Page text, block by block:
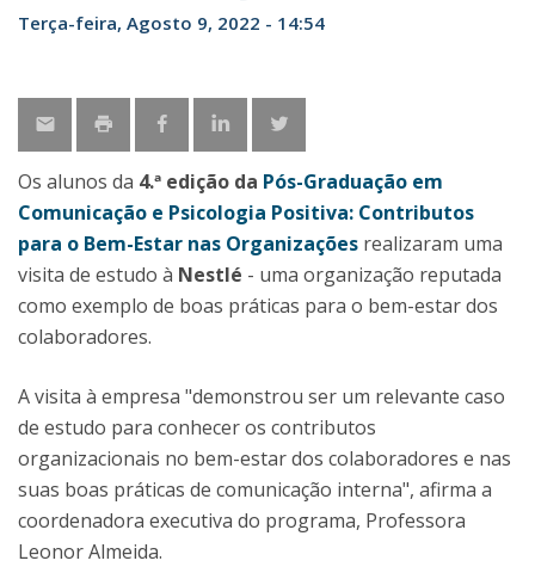
Terça-feira, Agosto 9, 2022 - 14:54
Os alunos da 4.ª edição da Pós-Graduação em
Comunicação e Psicologia Positiva: Contributos
para o Bem-Estar nas Organizações realizaram uma
visita de estudo à Nestlé - uma organização reputada
como exemplo de boas práticas para o bem-estar dos
colaboradores.
A visita à empresa "demonstrou ser um relevante caso
de estudo para conhecer os contributos
organizacionais no bem-estar dos colaboradores e nas
suas boas práticas de comunicação interna", afirma a
coordenadora executiva do programa, Professora
Leonor Almeida.